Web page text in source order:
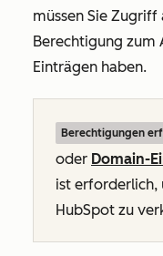
müssen Sie
Berechtigung zum
Einträgen haben.
Berechtigungen
oder Domain-
ist erforderlich,
HubSpot zu